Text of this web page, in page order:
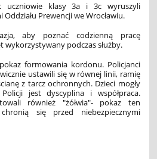
uczniowie klasy 3a i 3c wyruszyli
Prewencji we Wrocławiu.
aby poznać codzienną pracę
wykorzystywany podczas służby.
formowania kordonu. Policjanci
ustawili się w równej linii, ramię
z tarcz ochronnych. Dzieci mogły
jest dyscyplina i współpraca.
również "żółwia"- pokaz ten
się przed niebezpiecznymi